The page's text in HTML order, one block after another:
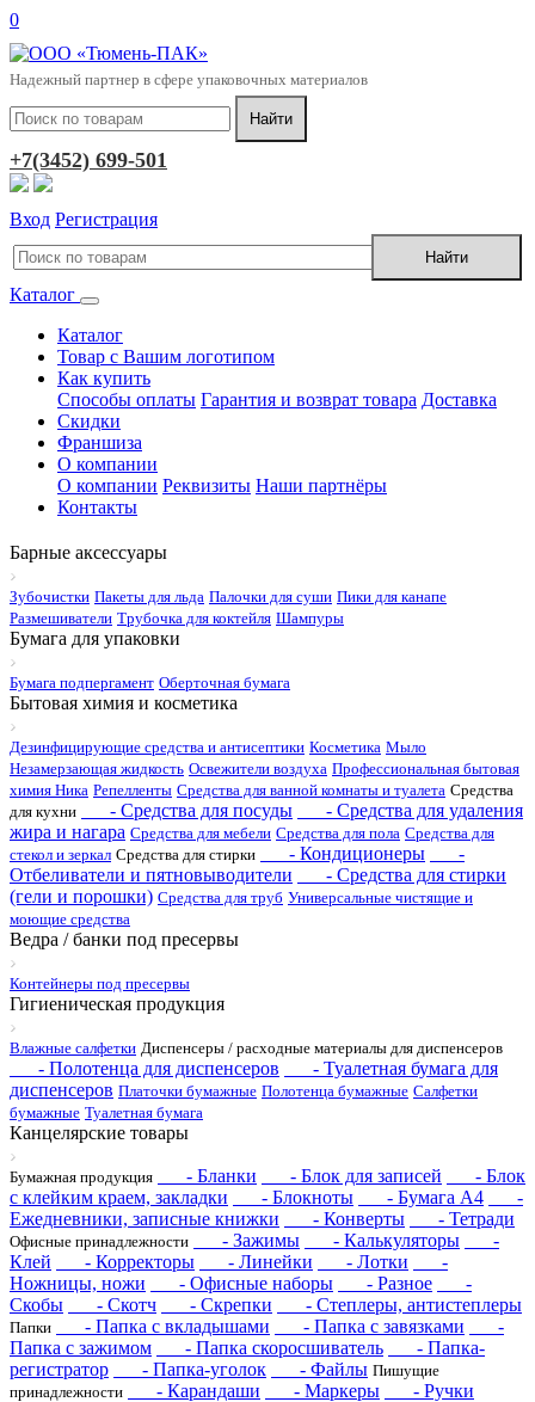
0
Надежный партнер в сфере упаковочных материалов
+7(3452) 699-501
Вход Регистрация
Каталог
Каталог
Товар с Вашим логотипом
Как купить
Способы оплаты Гарантия и возврат товара Доставка
Скидки
Франшиза
О компании
О компании Реквизиты Наши партнёры
Контакты
Барные аксессуары
Зубочистки Пакеты для льда Палочки для суши Пики для канапе
Размешиватели Трубочка для коктейля Шампуры
Бумага для упаковки
Бумага подпергамент Оберточная бумага
Бытовая химия и косметика
Дезинфицирующие средства и антисептики Косметика Мыло
Незамерзающая жидкость Освежители воздуха Профессиональная бытовая
химия Ника Репелленты Средства для ванной комнаты и туалета Средства
для кухни
- Средства для посуды
- Средства для удаления
жира и нагара Средства для мебели Средства для пола Средства для
стекол и зеркал Средства для стирки - Кондиционеры
-
Отбеливатели и пятновыводители
- Средства для стирки
(гели и порошки) Средства для труб Универсальные чистящие и
моющие средства
Ведра / банки под пресервы
Контейнеры под пресервы
Гигиеническая продукция
Влажные салфетки Диспенсеры / расходные материалы для диспенсеров
- Полотенца для диспенсеров
- Туалетная бумага для
диспенсеров Платочки бумажные Полотенца бумажные Салфетки
бумажные Туалетная бумага
Канцелярские товары
Бумажная продукция - Бланки - Блок для записей
- Блок
с клейким краем, закладки
- Блокноты - Бумага А4
-
Ежедневники, записные книжки
- Конверты - Тетради
Офисные принадлежности - Зажимы - Калькуляторы
-
Клей
- Корректоры - Линейки - Лотки
-
Ножницы, ножи
- Офисные наборы - Разное
-
Скобы
- Скотч - Скрепки - Степлеры, антистеплеры
Папки - Папка с вкладышами - Папка с завязками
-
Папка с зажимом
- Папка скоросшиватель
- Папка-
регистратор
- Папка-уголок - Файлы Пишущие
принадлежности
- Карандаши - Маркеры - Ручки